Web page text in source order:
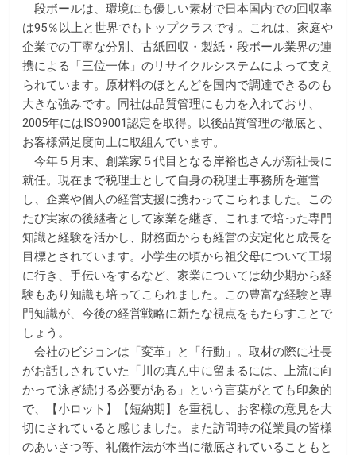
段ボールは、環境にも優しい素材で日本国内での回収率
は95％以上と世界でもトップクラスです。これは、家庭や
企業での丁寧な分別、古紙回収・製紙・段ボール業界の連
携による「三位一体」のリサイクルシステムによって支え
られています。原材料のほとんどを国内で調達できるのも
大きな強みです。同社は品質管理にも力を入れており、
2005年にはISO9001認定を取得。以後品質管理の徹底と、
お客様満足度向上に取組んでいます。
今年５月末、創業家５代目となる岸裕也さんが新社長に
就任。現在まで税理士として自身の税理士事務所を運営
し、企業や個人の経営支援に携わってこられました。この
たび実家の後継者として家業を継ぎ、これまで培った専門
知識と経験を活かし、財務面からも経営の安定化と成長を
目標とされています。小学生の頃から祖父母について工場
に行き、手伝いをするなど、家業については幼少期から経
験もあり知識も培ってこられました。この豊富な経験と専
門知識が、今後の経営戦略に新たな視点をもたらすことで
しょう。
会社のビジョンは「変革」と「行動」。取材の際に社長
がお話しされていた「川の真ん中に留まるには、上流に向
かって泳ぎ続ける必要がある」という言葉がとても印象的
で、【小ロット】【短納期】を重視し、お客様の意見を大
切にされていると感じました。また訪問時の従業員の皆様
のあいさつ等、礼儀作法が本当に徹底されていることもと